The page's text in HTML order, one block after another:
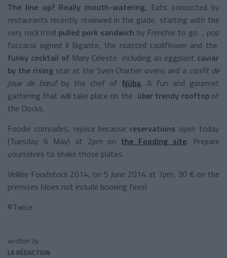
The line up? Really mouth-watering. Eats concocted by
restaurants recently reviewed in the guide, starting with the
very rock’n’roll pulled pork sandwich by Frenchie to go , pop
foccacia signed Il Bigante, the roasted cauliflower and the
funky cocktail of Mary Celeste including an eggplant caviar
by the risingstar at the Sven Chartier ovens and a confit de
joue de bœufby the chef of Nüba. A fun and gourmet
gathering that will take place on the über trendy rooftop of
the Docks.
Foodie comrades, rejoice because reservations open today
(Tuesday 6 May) at 2pm on the Fooding site. Prepare
yourselves to shake those plates.
Veillée Foodstock 2014, on 5 June 2014 at 7pm, 30 € on the
premises (does not include booking fees)
©Twice
written by
LA RÉDACTION